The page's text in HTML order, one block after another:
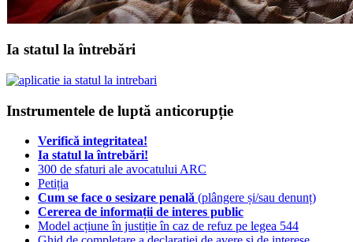
Ia statul la întrebări
Instrumentele de luptă anticorupție
Verifică integritatea!
Ia statul la întrebări!
300 de sfaturi ale avocatului ARC
Petiția
Cum se face o sesizare penală (plângere și/sau denunț)
Cererea de informații de interes public
Model acțiune în justiție în caz de refuz pe legea 544